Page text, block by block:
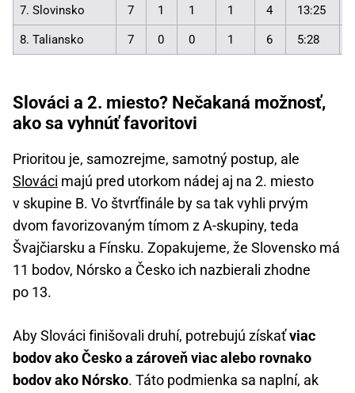
7. Slovinsko 7 1 1 1 4 13:25
8. Taliansko 7 0 0 1 6 5:28
Slováci a 2. miesto? Nečakaná možnosť,
ako sa vyhnúť favoritovi
Prioritou je, samozrejme, samotný postup, ale
Slováci majú pred utorkom nádej aj na 2. miesto
v skupine B. Vo štvrťfinále by sa tak vyhli prvým
dvom favorizovaným tímom z A-skupiny, teda
Švajčiarsku a Fínsku. Zopakujeme, že Slovensko má
11 bodov, Nórsko a Česko ich nazbierali zhodne
po 13.
Aby Slováci finišovali druhí, potrebujú získaťviac
bodov ako Česko a zároveň viac alebo rovnako
bodov ako Nórsko. Táto podmienka sa naplní, ak